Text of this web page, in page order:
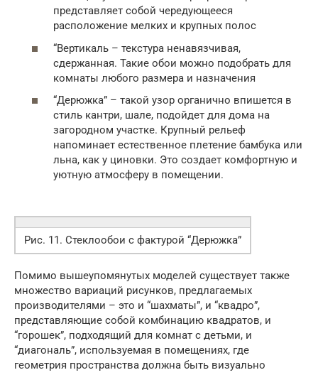
представляет собой чередующееся
расположение мелких и крупных полос
“Вертикаль – текстура ненавязчивая,
сдержанная. Такие обои можно подобрать для
комнаты любого размера и назначения
“Дерюжка” – такой узор органично впишется в
стиль кантри, шале, подойдет для дома на
загородном участке. Крупный рельеф
напоминает естественное плетение бамбука или
льна, как у циновки. Это создает комфортную и
уютную атмосферу в помещении.
Рис. 11. Стеклообои с фактурой “Дерюжка”
Помимо вышеупомянутых моделей существует также
множество вариаций рисунков, предлагаемых
производителями – это и “шахматы”, и “квадро”,
представляющие собой комбинацию квадратов, и
“горошек”, подходящий для комнат с детьми, и
“диагональ”, используемая в помещениях, где
геометрия пространства должна быть визуально